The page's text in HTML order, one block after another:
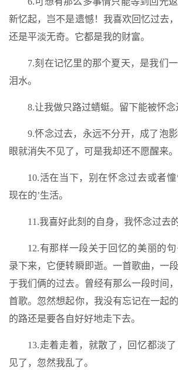
新忆起，岂不是遗憾！我喜欢回忆过去
还是平淡无奇。它都是我的财富。
7.刻在记忆里的那个夏天，是我们
泪水。
8.让我做只路过蜻蜓。留下能被怀念
9.怀念过去，永远不分开，成了泡
眼就消失不见了，可是我却还不愿醒来。
10.活在当下，别在怀念过去或者
现在的’生活。
11.我喜好此刻的自身，我怀念过去
12.有那样一段关于回忆的美丽的
录下来，它便转瞬即逝。一首歌曲，一
于我们俩的过去。曾经有那么一段时间
首歌。忽然想起你，我没有忘记在一起
的路还是要各自好好地走下去。
13.走着走着，就散了，回忆都淡
见了，忽然我乱了。